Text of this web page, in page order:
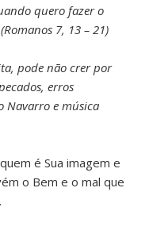
quero fazer o
7, 13 – 21)
pode não crer por
erros
Navarro e música
é Sua imagem e
o Bem e o mal que